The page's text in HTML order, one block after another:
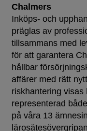
Chalmers
Inköps- och
präglas av
tillsammans med
för att garantera
hållbar
affärer med rätt
riskhantering
representerad
på våra 13